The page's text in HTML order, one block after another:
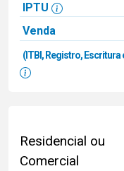
IPTU
Venda
(ITBI, Registro, Escritura
Residencial ou
Comercial